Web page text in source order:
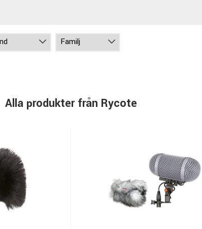
Alla produkter från Rycote